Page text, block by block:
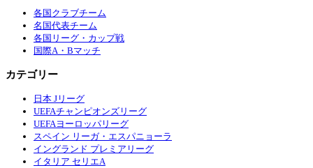
各国クラブチーム
名国代表チーム
各国リーグ・カップ戦
国際A・Bマッチ
カテゴリー
日本 Jリーグ
UEFAチャンピオンズリーグ
UEFAヨーロッパリーグ
スペイン リーガ・エスパニョーラ
イングランド プレミアリーグ
イタリア セリエA